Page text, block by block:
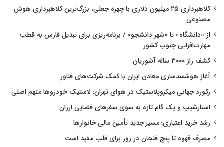
کلاهبرداری ۲۵ میلیون دلاری با چهره جعلی، بزرگ‌ترین کلاهبرداری هوش
مصنوعی
از «دانشگاه» تا «شهر دانشجو» / برنامه‌ریزی برای تبدیل فارس به قطب
مهارت‌افزایی جنوب کشور
کشف راز ۳۰۰۰ ساله آشوریان
آغاز هوشمندسازی معادن ایران با کمک شرکت‌های فناور
رکورد جهانی میکروپلاستیک در هوای تهران؛ لاستیک خودروها متهم اصلی
استارشیپ و یک گام تازه به سوی سفرهای فضایی ارزان
رشد خرید اعتباری؛ مسیر جدید تأمین مالی خانوارها
مصرف قهوه تا پنج فنجان در روز برای قلب مفید است